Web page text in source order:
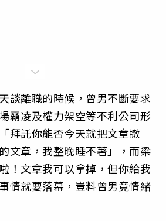
談離職的時候，曾男不斷要求
霸凌及權力架空等不利公司形
拜託你能否今天就把文章撤
文章，我整晚睡不著」，而梁
！文章我可以拿掉，但你給我
情就要落幕，豈料曾男竟情緒